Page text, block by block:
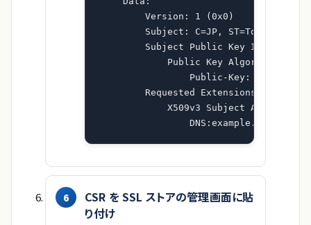
        Version: 1 (0x0)
Subject: C=JP, ST=Tokyo,
        Subject Public Key Info:
Public Key Algorithm:
                Public-Key: (2048 bit)
        Requested Extensions:
X509v3 Subject
DNS:example.com,
CSR を SSL ストアの管理画面に貼
り付け